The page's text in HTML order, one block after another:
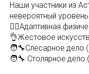
Наши участники из
невероятный
🤾‍♀️Адаптивная
👌Жестовое
🧑‍🔧Слесарное дело
🧑‍🔧 Столярное дело